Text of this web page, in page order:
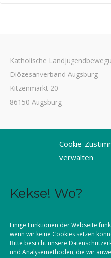
Cookie-
verwalten
Kekse! Wo?
Einige Funktionen der Webseite
wenn wir keine Cookies setzen
Bitte besucht unsere
und Analysemethoden, die wir
Katholische
Diözesanverband Augsburg
Kitzenmarkt 20
86150 Augsburg
Fax 0821 3166-3459
E-Mail: dioezesanstelle@kljb-
Impressum
Kontakt